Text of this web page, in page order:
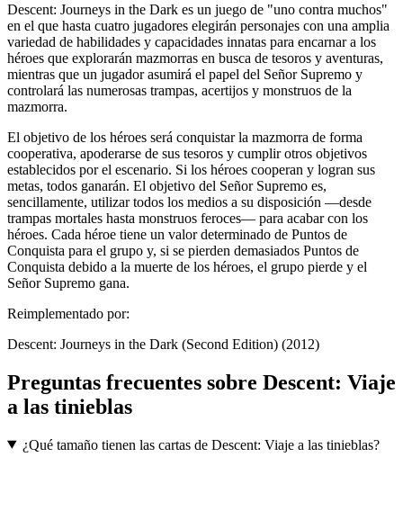
Descent: Journeys in the Dark es un juego de "uno contra muchos"
en el que hasta cuatro jugadores elegirán personajes con una amplia
variedad de habilidades y capacidades innatas para encarnar a los
héroes que explorarán mazmorras en busca de tesoros y aventuras,
mientras que un jugador asumirá el papel del Señor Supremo y
controlará las numerosas trampas, acertijos y monstruos de la
mazmorra.
El objetivo de los héroes será conquistar la mazmorra de forma
cooperativa, apoderarse de sus tesoros y cumplir otros objetivos
establecidos por el escenario. Si los héroes cooperan y logran sus
metas, todos ganarán. El objetivo del Señor Supremo es,
sencillamente, utilizar todos los medios a su disposición —desde
trampas mortales hasta monstruos feroces— para acabar con los
héroes. Cada héroe tiene un valor determinado de Puntos de
Conquista para el grupo y, si se pierden demasiados Puntos de
Conquista debido a la muerte de los héroes, el grupo pierde y el
Señor Supremo gana.
Reimplementado por:
Descent: Journeys in the Dark (Second Edition) (2012)
Preguntas frecuentes sobre Descent: Viaje
a las tinieblas
¿Qué tamaño tienen las cartas de Descent: Viaje a las tinieblas?